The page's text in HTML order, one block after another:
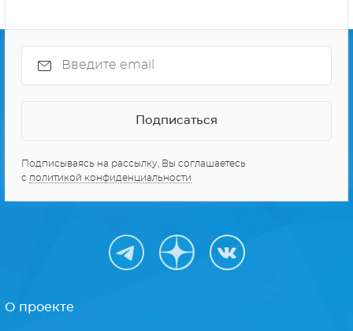
Подписываясь на рассылку, Вы соглашаетесь
с политикой конфиденциальности
О проекте